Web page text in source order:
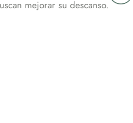
mejorar su descanso.